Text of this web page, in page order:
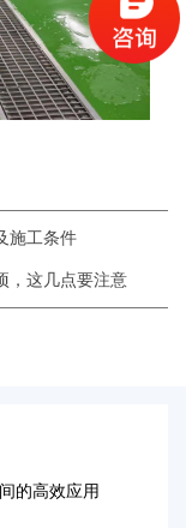
施工条件
，这几点要注意
的高效应用